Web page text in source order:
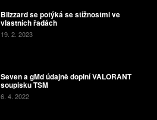
Blizzard se potýká se stížnostmi ve
vlastních řadách
19. 2. 2023
Seven a gMd údajně doplní VALORANT
soupisku TSM
6. 4. 2022